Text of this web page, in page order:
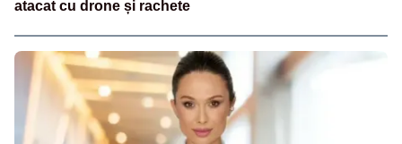
atacat cu drone și rachete